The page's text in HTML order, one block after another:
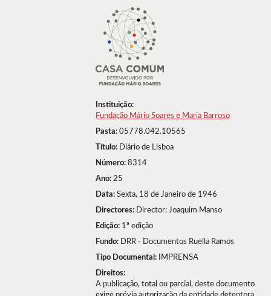
Instituição:
Fundação Mário Soares e Maria Barroso
Pasta: 05778.042.10565
Título: Diário de Lisboa
Número: 8314
Ano: 25
Data: Sexta, 18 de Janeiro de 1946
Directores: Director: Joaquim Manso
Edição: 1ª edição
Fundo: DRR - Documentos Ruella Ramos
Tipo Documental:
IMPRENSA
Direitos:
A publicação, total ou parcial, deste documento